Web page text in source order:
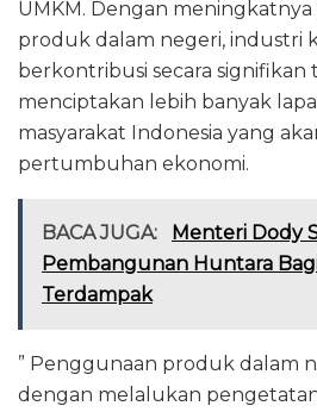
UMKM. Dengan
produk dalam negeri, industri
berkontribusi secara signifikan
menciptakan lebih banyak
masyarakat Indonesia yang
pertumbuhan ekonomi.
BACA JUGA:
Menteri Dody
Pembangunan Huntara
Terdampak
” Penggunaan produk dalam
dengan melalukan